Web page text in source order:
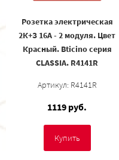
Розетка электрическая
2К+З 16А - 2 модуля. Цвет
Красный. Bticino серия
CLASSIA. R4141R
Артикул: R4141R
1119 руб.
Купить